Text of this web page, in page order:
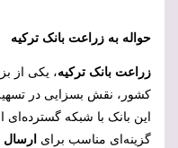
حواله به زراعت بانک ترکیه
زراعت بانک ترکیه، یکی از
کشور، نقش بسزایی در تسهیل
این بانک با شبکه
گزینه‌ای مناسب برای ارسال